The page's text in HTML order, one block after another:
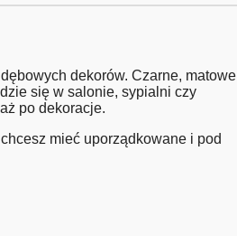
dekorów. Czarne, matowe
się w salonie, sypialni czy
po dekoracje.
mieć uporządkowane i pod